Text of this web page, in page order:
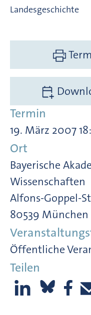
Landesgeschichte
Termin
19. März 2007
Ort
Bayerische
Wissenschaften
Alfons-Goppel-
80539 München
Öffentliche
Teilen